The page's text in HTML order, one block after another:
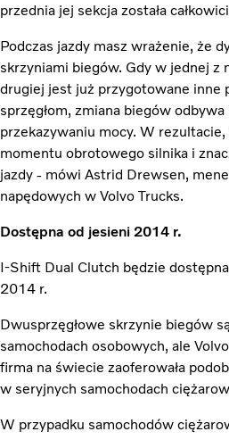
przednia jej sekcja została
Podczas jazdy masz wrażenie, że
skrzyniami biegów. Gdy w jednej z
drugiej jest już przygotowane inne
sprzęgłom, zmiana biegów
przekazywaniu mocy. W
momentu obrotowego silnika i
jazdy - mówi Astrid Drewsen,
napędowych w Volvo Trucks.
Dostępna od jesieni 2014 r.
I-Shift Dual Clutch będzie
2014 r.
Dwusprzęgłowe skrzynie biegów
samochodach osobowych, ale
firma na świecie zaoferowała
w seryjnych samochodach
W przypadku samochodów